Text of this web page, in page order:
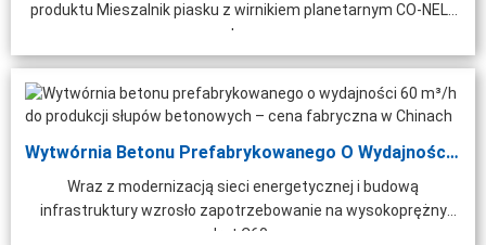
produktu Mieszalnik piasku z wirnikiem planetarnym CO-NELE
to ...
Wytwórnia Betonu Prefabrykowanego O Wydajności 60 M³/h...
Wraz z modernizacją sieci energetycznej i budową
infrastruktury wzrosło zapotrzebowanie na wysokoprężny
drut C60...